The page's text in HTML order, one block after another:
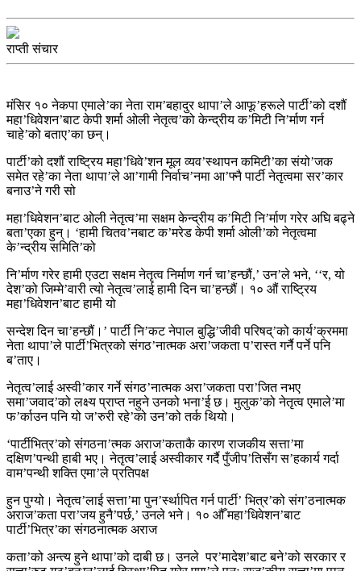
राप्ती संचार
मंसिर १० नेकपा एमाले’का नेता राम’बहादुर थापा’ले आफू’हरूले पार्टी’को दशौं
महा’धिवेशन’बाट केपी शर्मा ओली नेतृत्व’को केन्द्रीय क’मिटी नि’र्माण गर्न
चाहे’को बताए’का छन्।
पार्टी’को दशौं राष्ट्रिय महा’धिवे’शन मूल व्यव’स्थापन कमिटी’का संयो’जक
समेत रहे’का नेता थापा’ले आ’गामी निर्वाच’नमा आ’फ्नै पार्टी नेतृत्वमा सर’कार
बनाउ’ने गरी सो
महा’धिवेशन’बाट ओली नेतृत्व’मा सक्षम केन्द्रीय क’मिटी नि’र्माण गरेर अघि बढ्ने
बता’एका हुन्। ‘हामी चितव’नबाट क’मरेड केपी शर्मा ओली’को नेतृत्वमा
के’न्द्रीय समिति’को
नि’र्माण गरेर हामी एउटा सक्षम नेतृत्व निर्माण गर्न चा’हन्छौं,’ उन’ले भने, ‘‘र, यो
देश’को जिम्मे’वारी त्यो नेतृत्व’लाई हामी दिन चा’हन्छौं। १० औं राष्ट्रिय
महा’धिवेशन’बाट हामी यो
सन्देश दिन चा’हन्छौं।’ पार्टी नि’कट नेपाल बुद्धि’जीवी परिषद्’को कार्य’क्रममा
नेता थापा’ले पार्टी’भित्रको संगठ’नात्मक अरा’जकता प’रास्त गर्नै पर्ने पनि
ब’ताए।
नेतृत्व’लाई अस्वी’कार गर्ने संगठ’नात्मक अरा’जकता परा’जित नभए
समा’जवाद’को लक्ष्य प्राप्त नहुने उनको भना’ई छ। मुलुक’को नेतृत्व एमाले’मा
फ’र्काउन पनि यो ज’रुरी रहे’को उन’को तर्क थियो।
‘पार्टीभित्र’को संगठना’त्मक अराज’कताकै कारण राजकीय सत्ता’मा
दक्षिण’पन्थी हाबी भए। नेतृत्व’लाई अस्वीकार गर्दै पुँजीप’तिसँग स’हकार्य गर्दा
वाम’पन्थी शक्ति एमा’ले प्रतिपक्ष
हुन पुग्यो। नेतृत्व’लाई सत्ता’मा पुन’र्स्थापित गर्न पार्टी’ भित्र’को संग’ठनात्मक
अराज’कता परा’जय हुनै’पर्छ,’ उनले भने। १० औँ महा’धिवेशन’बाट
पार्टी’भित्र’का संगठनात्मक अराज
कता’को अन्त्य हुने थापा’को दाबी छ। उनले पर’मादेश’बाट बने’को सरकार र